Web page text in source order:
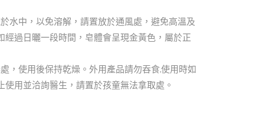
水中，以免溶解，請置放於通風處，避免高溫及
經過日曬一段時間，皂體會呈現金黃色，屬於正
，使用後保持乾燥。外用產品請勿吞食,使用時如
用並洽詢醫生，請置於孩童無法拿取處。